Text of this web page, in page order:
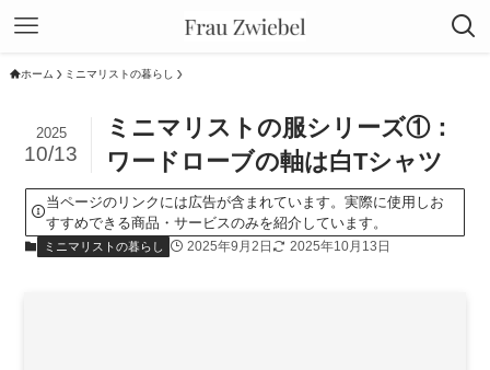
ホーム ミニマリストの暮らし
ミニマリストの服シリーズ①：
ワードローブの軸は白Tシャツ
2025
10/13
当ページのリンクには広告が含まれています。実際に使用しお
すすめできる商品・サービスのみを紹介しています。
ミニマリストの暮らし 2025年9月2日 2025年10月13日